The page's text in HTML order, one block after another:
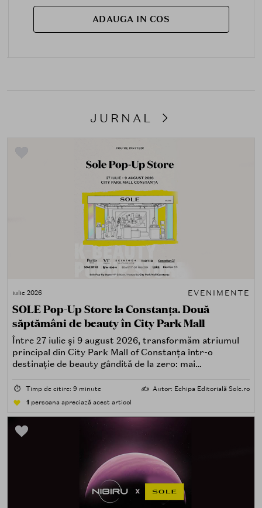
ADAUGA IN COS
JURNAL
iulie 2026 EVENIMENTE
SOLE Pop-Up Store la Constanța. Două
săptămâni de beauty în City Park Mall
Între 27 iulie și 9 august 2026, transformăm atriumul
principal din City Park Mall of Constanța într-o
destinație de beauty gândită de la zero: mai
care îți place, de fapt, să descoperi produse — testând,
atingând, comparând, întrebând.
⏱️ Timp de citire: 9 minute ✍️ Autor: Echipa Editorială Sole.ro
1 persoana apreciază acest articol